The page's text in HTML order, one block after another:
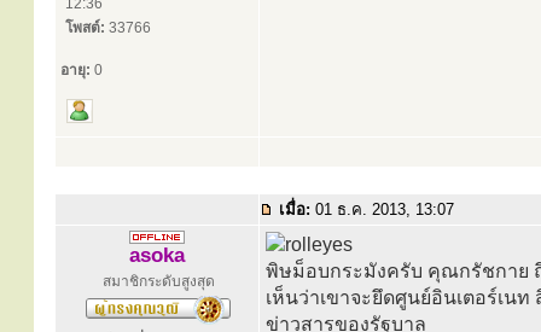
12:36
โพสต์: 33766
อายุ: 0
เมื่อ: 01 ธ.ค. 2013, 13:07
asoka
สมาชิกระดับสูงสุด
พิษม็อบกระมังครับ คุณกรัชกาย ถึ
เห็นว่าเขาจะยึดศูนย์อินเตอร์เน
ข่าวสารของรัฐบาล